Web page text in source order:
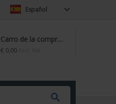
Español 
Carro de la compra (0)
€ 0,00
